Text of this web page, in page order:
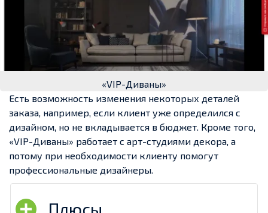
«VIP-Диваны»
Есть возможность изменения некоторых деталей
заказа, например, если клиент уже определился с
дизайном, но не вкладывается в бюджет. Кроме того,
«VIP-Диваны» работает с арт-студиями декора, а
потому при необходимости клиенту помогут
профессиональные дизайнеры.